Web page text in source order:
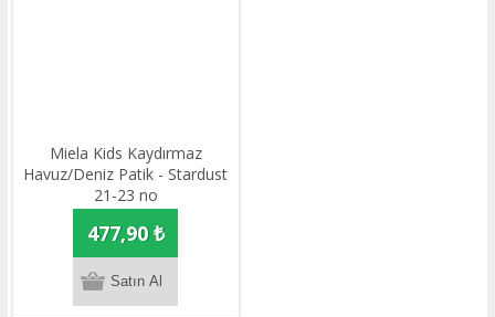
Miela Kids Kaydırmaz
Havuz/Deniz Patik - Stardust
21-23 no
477,90 ₺